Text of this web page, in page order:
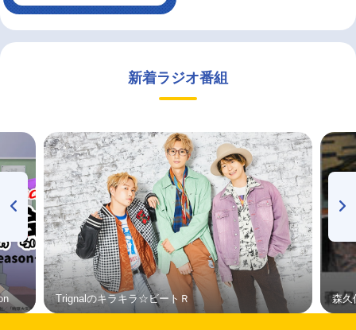
新着ラジオ番組
Trignalのキラキラ☆ビートＲ 森久